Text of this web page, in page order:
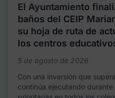
El Ayuntamiento
baños del CEIP
su hoja de ruta de
los centros
5 de agosto de 2026
Con una inversión que
continúa ejecutando